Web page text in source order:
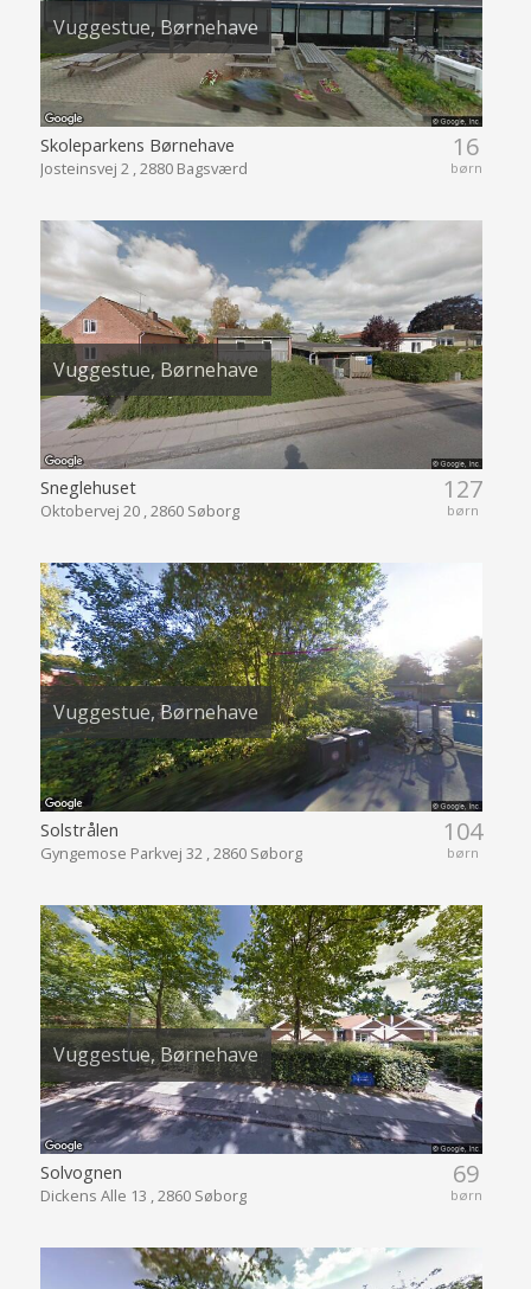
Vuggestue, Børnehave
16
børn
Skoleparkens Børnehave
Josteinsvej 2 , 2880 Bagsværd
Vuggestue, Børnehave
127
børn
Sneglehuset
Oktobervej 20 , 2860 Søborg
Vuggestue, Børnehave
104
børn
Solstrålen
Gyngemose Parkvej 32 , 2860 Søborg
Vuggestue, Børnehave
69
børn
Solvognen
Dickens Alle 13 , 2860 Søborg